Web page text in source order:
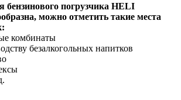
бензинового погрузчика HELI
можно отметить такие места
комбинаты
безалкогольных напитков